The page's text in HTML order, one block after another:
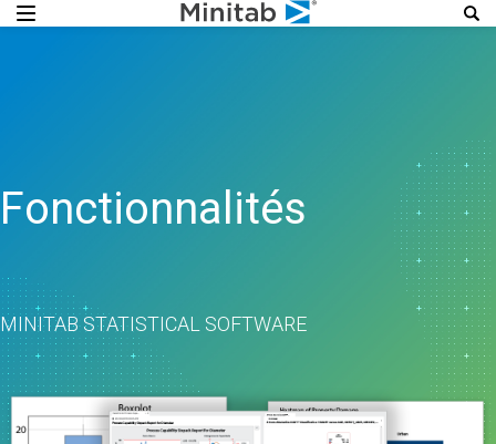
Fonctionnalités
MINITAB STATISTICAL SOFTWARE